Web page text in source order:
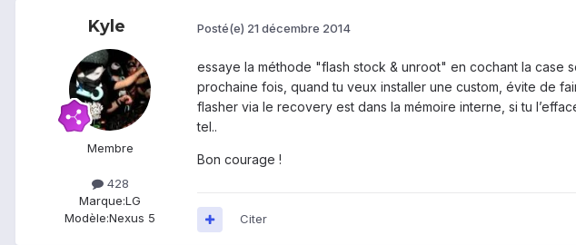
Kyle
Membre
428
Marque:LG
Modèle:Nexus 5
Posté(e) 21 décembre 2014
essaye la méthode "flash stock & unroot" en cochant la case
prochaine fois, quand tu veux installer une custom, évite de
flasher via le recovery est dans la mémoire interne, si tu
tel..
Bon courage !
Citer